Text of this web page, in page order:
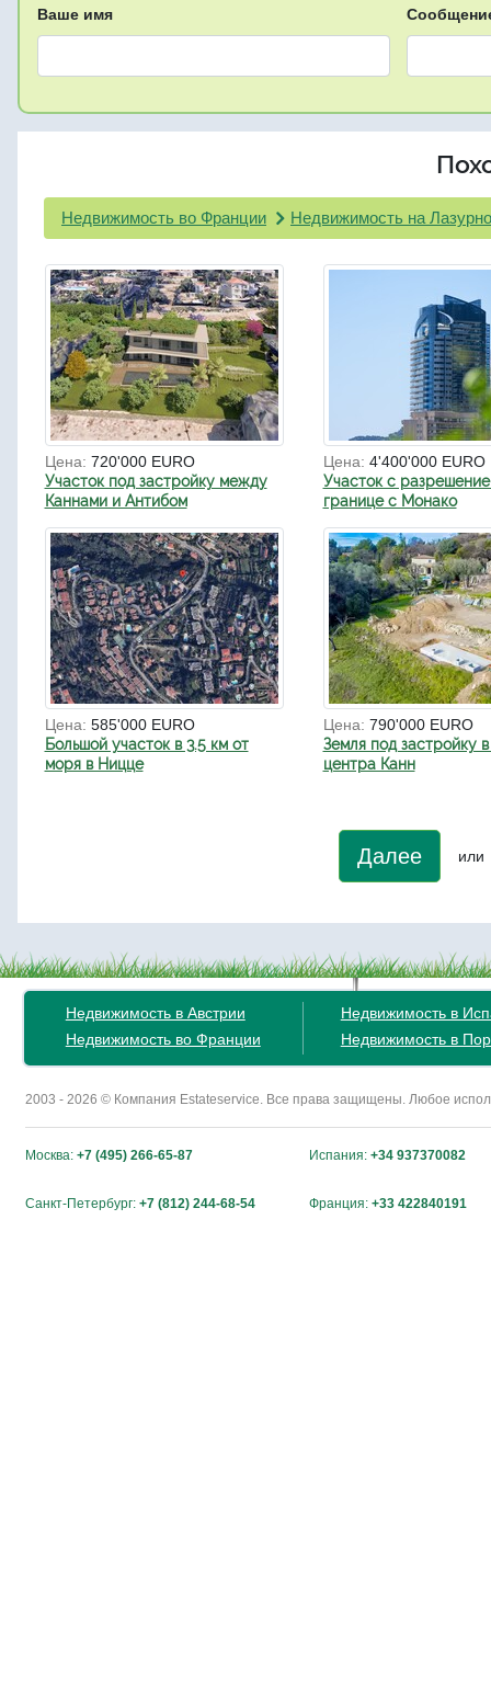
Ваше имя
Недвижимость во Франции Недвижимость на
Цена: 720'000 EURO
Участок под застройку между
Каннами и Антибом
Цена: 4'400'000 EURO
Участок с
границе с Монако
Цена: 585'000 EURO
Большой участок в 3.5 км от
моря в Ницце
Цена: 790'000 EURO
Земля под застройку в
центра Канн
Далее или
Недвижимость в Австрии
Недвижимость во Франции
Недвижимость в
Недвижимость в
2003 - 2026 © Компания Estateservice. Все права защищены. Любое
Москва: +7 (495) 266-65-87 Испания: +34 937370082
Санкт-Петербург: +7 (812) 244-68-54 Франция: +33 422840191